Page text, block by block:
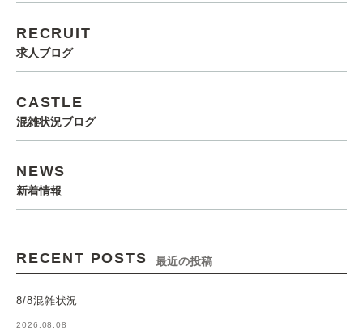
RECRUIT
求人ブログ
CASTLE
混雑状況ブログ
NEWS
新着情報
RECENT POSTS 最近の投稿
8/8混雑状況
2026.08.08